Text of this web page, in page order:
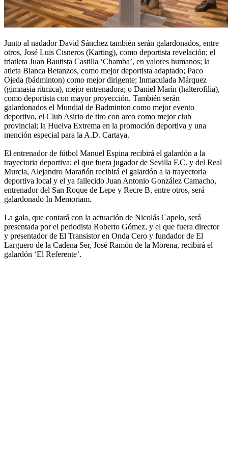
Junto al nadador David Sánchez también serán galardonados, entre
otros, José Luis Cisneros (Karting), como deportista revelación; el
triatleta Juan Bautista Castilla ‘Chamba’, en valores humanos; la
atleta Blanca Betanzos, como mejor deportista adaptado; Paco
Ojeda (bádminton) como mejor dirigente; Inmaculada Márquez
(gimnasia rítmica), mejor entrenadora; o Daniel Marín (halterofilia),
como deportista con mayor proyección. También serán
galardonados el Mundial de Badminton como mejor evento
deportivo, el Club Asirio de tiro con arco como mejor club
provincial; la Huelva Extrema en la promoción deportiva y una
mención especial para la A.D. Cartaya.
El entrenador de fútbol Manuel Espina recibirá el galardón a la
trayectoria deportiva; el que fuera jugador de Sevilla F.C. y del Real
Murcia, Alejandro Marañón recibirá el galardón a la trayectoria
deportiva local y el ya fallecido Juan Antonio González Camacho,
entrenador del San Roque de Lepe y Recre B, entre otros, será
galardonado In Memoriam.
La gala, que contará con la actuación de Nicolás Capelo, será
presentada por el periodista Roberto Gómez, y el que fuera director
y presentador de El Transistor en Onda Cero y fundador de El
Larguero de la Cadena Ser, José Ramón de la Morena, recibirá el
galardón ‘El Referente’.